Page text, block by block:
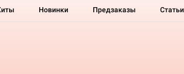
Новинки Предзаказы Статьи